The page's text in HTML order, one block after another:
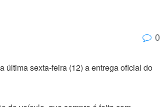
0
sexta-feira (12) a entrega oficial do